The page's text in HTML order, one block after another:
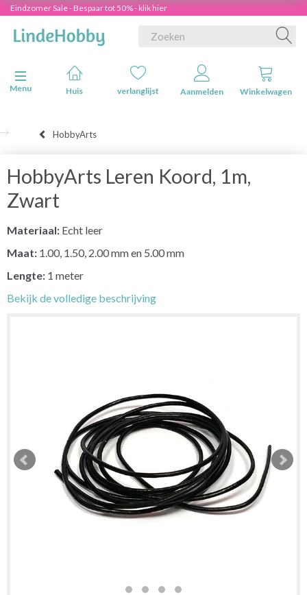
Eindzomer Sale - Bespaar tot 50% - klik hier
Navigatie in-/uitschakelen
Menu
Huis verlanglijst Aanmelden Winkelwagen
HobbyArts
HobbyArts Leren Koord, 1m,
Zwart
Materiaal: Echt leer
Maat: 1.00, 1.50, 2.00 mm en 5.00 mm
Lengte: 1 meter
Bekijk de volledige beschrijving